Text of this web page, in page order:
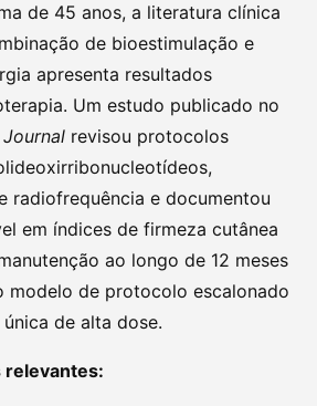
de 45 anos, a literatura clínica
de bioestimulação e
apresenta resultados
Um estudo publicado no
revisou protocolos
radiofrequência e documentou
em índices de firmeza cutânea
ao longo de 12 meses
de protocolo escalonado
de alta dose.
relevantes: